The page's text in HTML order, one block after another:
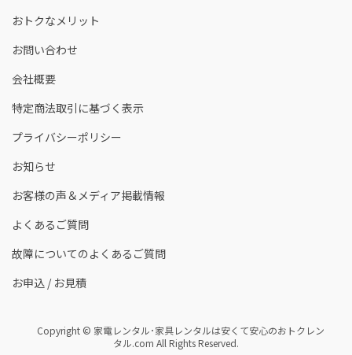
おトクなメリット
お問い合わせ
会社概要
特定商法取引に基づく表示
プライバシーポリシー
お知らせ
お客様の声＆メディア掲載情報
よくあるご質問
故障についてのよくあるご質問
お申込 / お見積
Copyright © 家電レンタル･家具レンタルは安くて安心のおトクレン
タル.com All Rights Reserved.